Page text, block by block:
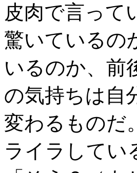
皮肉で言って
驚いているの
いるのか、前
の気持ちは自
変わるものだ
ライラしてい